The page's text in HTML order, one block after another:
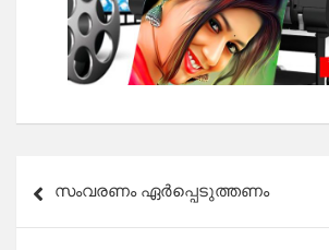
navigation
സംവരണം ഏർപ്പെടുത്തണം